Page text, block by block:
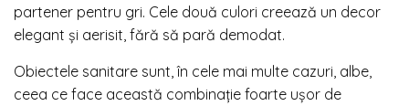
partener pentru gri. Cele două culori creează un decor
elegant și aerisit, fără să pară demodat.
Obiectele sanitare sunt, în cele mai multe cazuri, albe,
ceea ce face această combinație foarte ușor de